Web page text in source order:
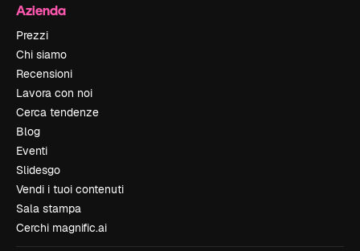
Azienda
Prezzi
Chi siamo
Recensioni
Lavora con noi
Cerca tendenze
Blog
Eventi
Slidesgo
Vendi i tuoi contenuti
Sala stampa
Cerchi magnific.ai